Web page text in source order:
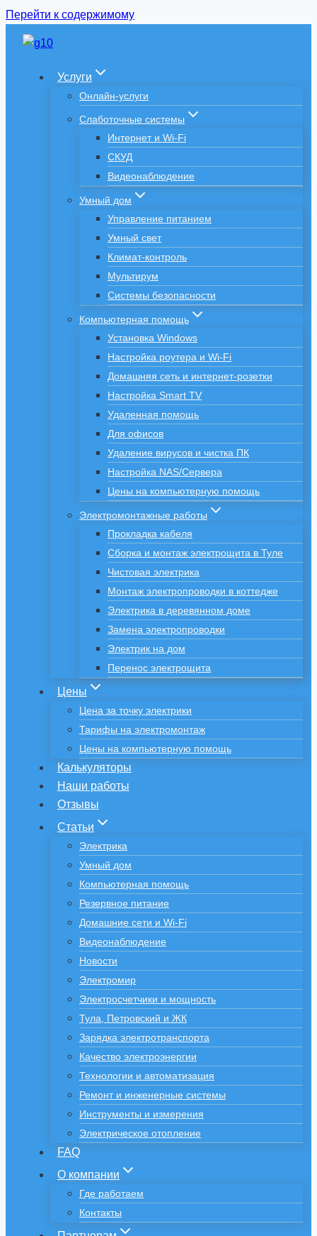
Перейти к содержимому
Услуги
Онлайн-услуги
Слаботочные системы
Интернет и Wi-Fi
СКУД
Видеонаблюдение
Умный дом
Управление питанием
Умный свет
Климат-контроль
Мультирум
Системы безопасности
Компьютерная помощь
Установка Windows
Настройка роутера и Wi-Fi
Домашняя сеть и интернет-розетки
Настройка Smart TV
Удаленная помощь
Для офисов
Удаление вирусов и чистка ПК
Настройка NAS/Сервера
Цены на компьютерную помощь
Электромонтажные работы
Прокладка кабеля
Сборка и монтаж электрощита в Туле
Чистовая электрика
Монтаж электропроводки в коттедже
Электрика в деревянном доме
Замена электропроводки
Электрик на дом
Перенос электрощита
Цены
Цена за точку электрики
Тарифы на электромонтаж
Цены на компьютерную помощь
Калькуляторы
Наши работы
Отзывы
Статьи
Электрика
Умный дом
Компьютерная помощь
Резервное питание
Домашние сети и Wi-Fi
Видеонаблюдение
Новости
Электромир
Электросчетчики и мощность
Тула, Петровский и ЖК
Зарядка электротранспорта
Качество электроэнергии
Технологии и автоматизация
Ремонт и инженерные системы
Инструменты и измерения
Электрическое отопление
FAQ
О компании
Где работаем
Контакты